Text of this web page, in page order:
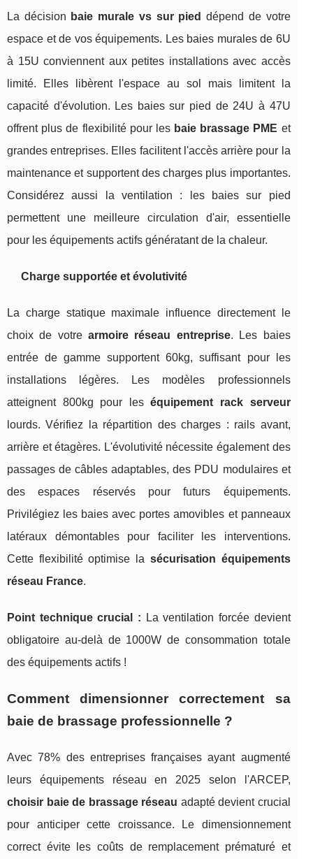
La décision baie murale vs sur pied dépend de votre
espace et de vos équipements. Les baies murales de 6U
à 15U conviennent aux petites installations avec accès
limité. Elles libèrent l'espace au sol mais limitent la
capacité d'évolution. Les baies sur pied de 24U à 47U
offrent plus de flexibilité pour les baie brassage PME et
grandes entreprises. Elles facilitent l'accès arrière pour la
maintenance et supportent des charges plus importantes.
Considérez aussi la ventilation : les baies sur pied
permettent une meilleure circulation d'air, essentielle
pour les équipements actifs génératant de la chaleur.
Charge supportée et évolutivité
La charge statique maximale influence directement le
choix de votrearmoire réseau entreprise. Les baies
entrée de gamme supportent 60kg, suffisant pour les
installations légères. Les modèles professionnels
atteignent 800kg pour leséquipement rack serveur
lourds. Vérifiez la répartition des charges : rails avant,
arrière et étagères. L'évolutivité nécessite également des
passages de câbles adaptables, des PDU modulaires et
des espaces réservés pour futurs équipements.
Privilégiez les baies avec portes amovibles et panneaux
latéraux démontables pour faciliter les interventions.
Cette flexibilité optimise la sécurisation équipements
réseau France.
Point technique crucial : La ventilation forcée devient
obligatoire au-delà de 1000W de consommation totale
des équipements actifs !
Comment dimensionner correctement sa
baie de brassage professionnelle ?
Avec 78% des entreprises françaises ayant augmenté
leurs équipements réseau en 2025 selon l'ARCEP,
choisir baie de brassage réseau adapté devient crucial
pour anticiper cette croissance. Le dimensionnement
correct évite les coûts de remplacement prématuré et